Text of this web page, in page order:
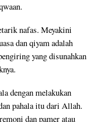
nafas. Meyakini
dan qiyam adalah
yang disunahkan
dengan melakukan
pahala itu dari Allah.
dan pamer atau